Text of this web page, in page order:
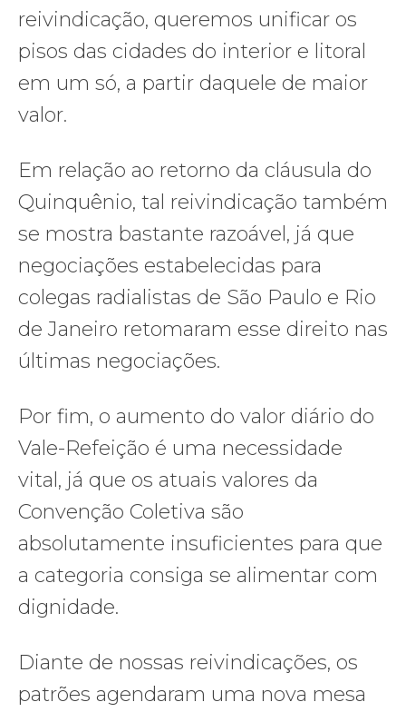
reivindicação, queremos unificar os
pisos das cidades do interior e litoral
em um só, a partir daquele de maior
valor.
Em relação ao retorno da cláusula do
Quinquênio, tal reivindicação também
se mostra bastante razoável, já que
negociações estabelecidas para
colegas radialistas de São Paulo e Rio
de Janeiro retomaram esse direito nas
últimas negociações.
Por fim, o aumento do valor diário do
Vale-Refeição é uma necessidade
vital, já que os atuais valores da
Convenção Coletiva são
absolutamente insuficientes para que
a categoria consiga se alimentar com
dignidade.
Diante de nossas reivindicações, os
patrões agendaram uma nova mesa